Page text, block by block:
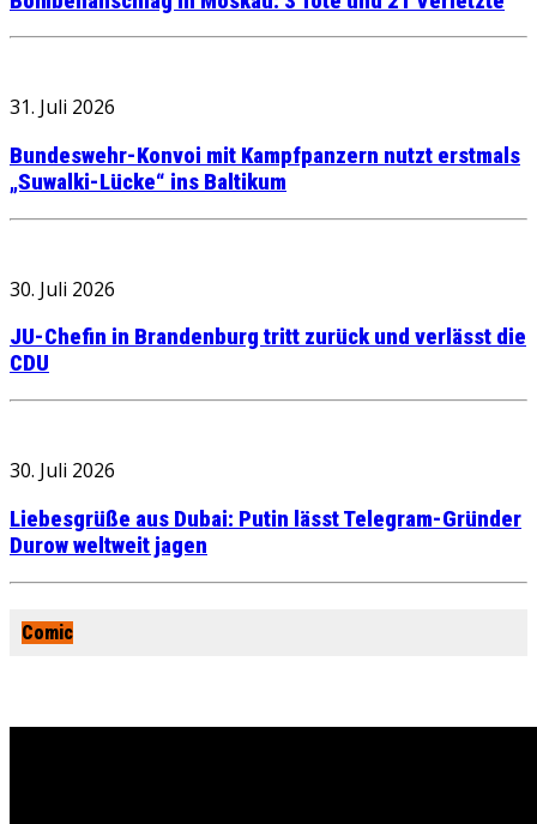
31. Juli 2026
Bundeswehr-Konvoi mit Kampfpanzern nutzt erstmals
„Suwalki-Lücke“ ins Baltikum
30. Juli 2026
JU-Chefin in Brandenburg tritt zurück und verlässt die
CDU
30. Juli 2026
Liebesgrüße aus Dubai: Putin lässt Telegram-Gründer
Durow weltweit jagen
Comic